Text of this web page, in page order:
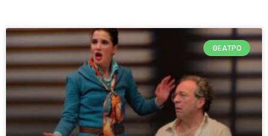
ΘΈΑΤΡΟ